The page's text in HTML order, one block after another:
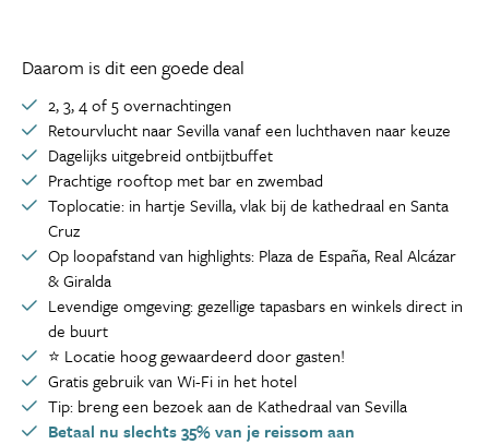
Daarom is dit een goede deal
2, 3, 4 of 5 overnachtingen
Retourvlucht naar Sevilla vanaf een luchthaven naar keuze
Dagelijks uitgebreid ontbijtbuffet
Prachtige rooftop met bar en zwembad
Toplocatie: in hartje Sevilla, vlak bij de kathedraal en Santa
Cruz
Op loopafstand van highlights: Plaza de España, Real Alcázar
& Giralda
Levendige omgeving: gezellige tapasbars en winkels direct in
de buurt
⭐ Locatie hoog gewaardeerd door gasten!
Gratis gebruik van Wi-Fi in het hotel
Tip: breng een bezoek aan de Kathedraal van Sevilla
Betaal nu slechts 35% van je reissom aan